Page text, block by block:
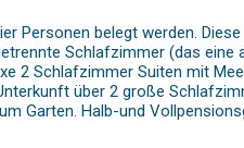
Personen belegt werden.
Schlafzimmer (das
2 Schlafzimmer Suiten mit
über 2 große
Garten. Halb-und